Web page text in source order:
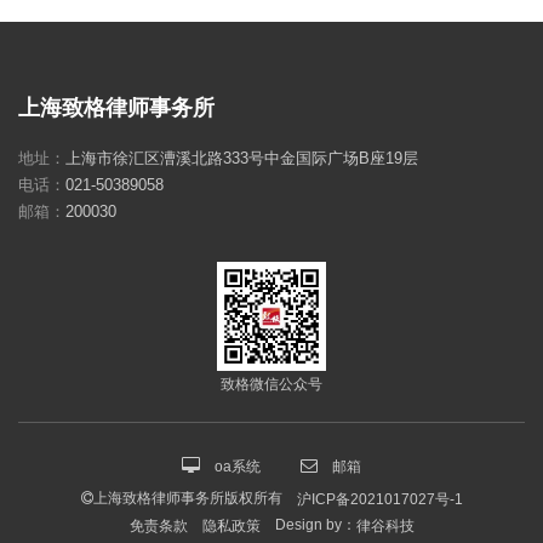
上海致格律师事务所
地址：
上海市徐汇区漕溪北路333号中金国际广场B座19层
电话： 021-50389058
邮箱： 200030
致格微信公众号
oa系统
邮箱
上海致格律师事务所版权所有 沪ICP备2021017027号-1
免责条款
隐私政策 Design by： 律谷科技